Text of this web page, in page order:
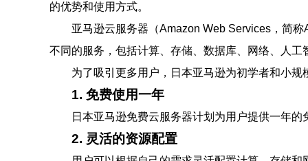
的优势和使用方式。
亚马逊云服务器（Amazon Web Services，简
不同的服务，包括计算、存储、数据库、网络、人工
为了吸引更多用户，日本亚马逊为初学者和小
1. 免费使用一年
日本亚马逊免费云服务器计划为用户提供一年
2. 灵活的资源配置